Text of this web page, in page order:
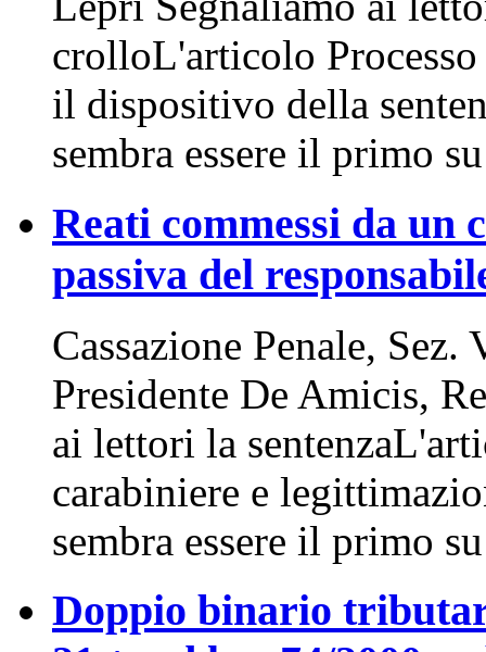
crolloL'articolo
il dispositivo della
sembra essere il primo
Reati commessi da un
passiva del
Cassazione Penale,
Presidente De Amicis,
ai lettori la
carabiniere e
sembra essere il primo
Doppio binario